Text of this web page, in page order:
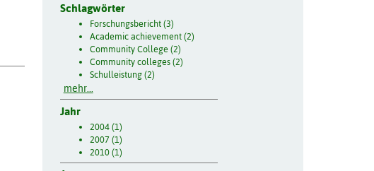
Schlagwörter
Forschungsbericht (3)
Academic achievement (2)
Community College (2)
Community colleges (2)
Schulleistung (2)
mehr...
Jahr
2004 (1)
2007 (1)
2010 (1)